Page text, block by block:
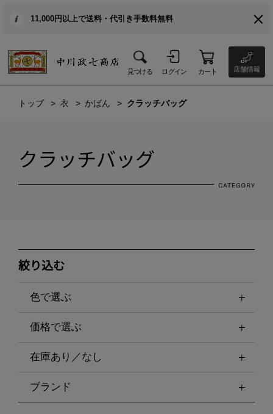
11,000円以上で送料・代引き手数料無料
見つける ログイン カート 店舗情報
トップ 衣 かばん クラッチバッグ
クラッチバッグ
絞り込む
色で選ぶ
価格で選ぶ
在庫あり／なし
ブランド